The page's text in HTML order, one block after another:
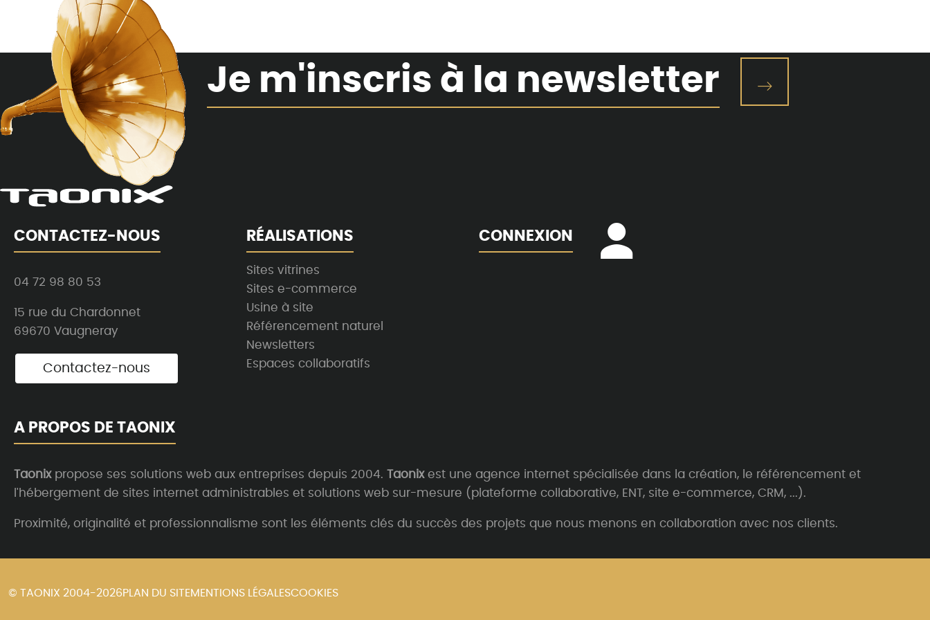
Je m'inscris à la newsletter
CONTACTEZ-NOUS
04 72 98 80 53
15 rue du Chardonnet
69670 Vaugneray
Contactez-nous
RÉALISATIONS
Sites vitrines
Sites e-commerce
Usine à site
Référencement naturel
Newsletters
Espaces collaboratifs
CONNEXION
A PROPOS DE TAONIX
Taonixpropose ses solutions web aux entreprises depuis 2004. Taonixest une agence internet spécialisée dans la création, le référencement et
l'hébergement de sites internet administrables et solutions web sur-mesure (plateforme collaborative, ENT, site e-commerce, CRM, ...).
Proximité, originalité et professionnalisme sont les éléments clés du succès des projets que nous menons en collaboration avec nos clients.
© TAONIX 2004-2026PLAN DU SITEMENTIONS LÉGALESCOOKIES